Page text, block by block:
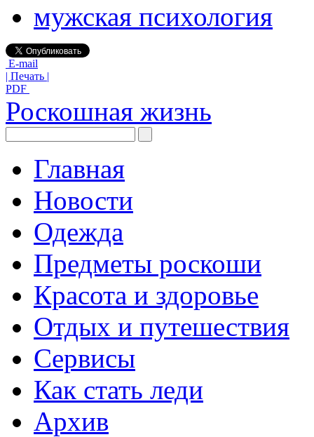
мужская психология
E-mail
| Печать |
PDF
Роскошная жизнь
Главная
Новости
Одежда
Предметы роскоши
Красота и здоровье
Отдых и путешествия
Сервисы
Как стать леди
Архив